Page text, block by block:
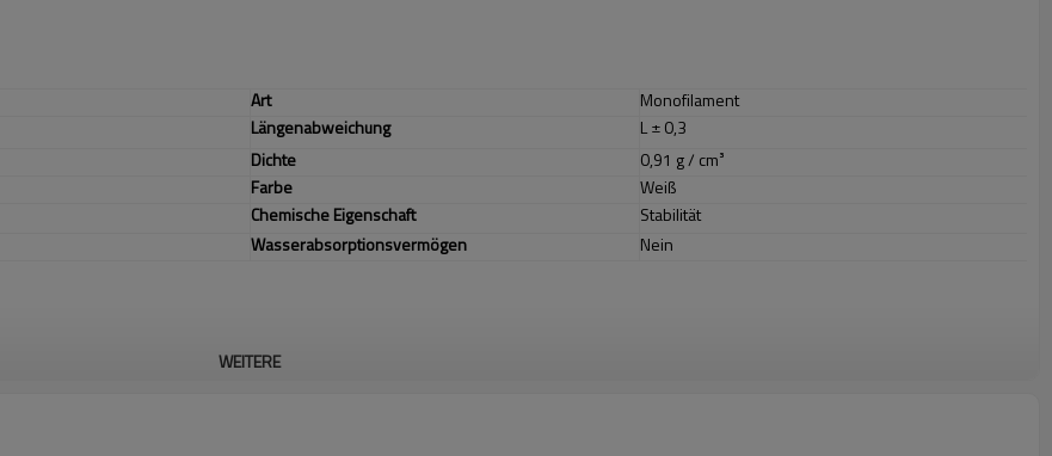
Art
Monofilament
Längenabweichung
L ± 0,3
Dichte
0,91 g / cm³
Farbe
Weiß
ChemischeEigenschaft
Stabilität
Wasserabsorptionsvermögen Nein
WEITERE